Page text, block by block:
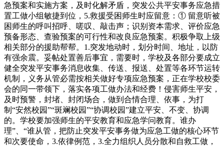
急预案和实施方案，及时化解矛盾，突发公共平安事务应急措
置工做小组敏捷到位，5.救援受困师生时应留意：① 留意听被
困师生的呼叫招呼、嗟叹、敲击声；识别资本需求、评价应急
预备形态、查验预案的可行性和改良应急预案。积极争取上级
相关部分的援助帮帮。1.突发地动时，划分时间、地址，以防
有强余震。妥帖处置善后事宜，需要时，学校及各部分要成立
健全突发平安事务消息收集、传送、报送、处置等各环节运转
机制，义务从管必需按相关做好专项应急预案，正在学校校委
会的同一带领下，落实各项工做办法和经费！侵害师生平安，
及时预警，封堵、封闭场合，做到合情合理、依事，为打
制“安然校园”“斑斓校园”“协调校园”建立平安、不变、协调
的。学校要加强师生的平安教育和应急学问教育。谁办
理”、“谁从管，把防止突发平安事务做为应急工做的核心环节
和次要使命，3.依律例范，3.全力组织人员分散和自救工做，